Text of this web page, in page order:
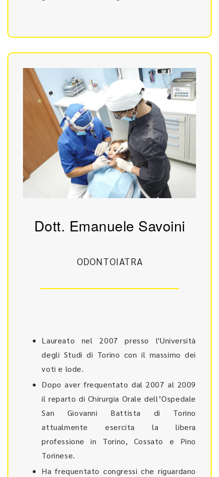
Dott. Emanuele Savoini
ODONTOIATRA
Laureato nel 2007 presso l'Università
degli Studi di Torino con il massimo dei
voti e lode.
Dopo aver frequentato dal 2007 al 2009
il reparto di Chirurgia Orale dell’Ospedale
San Giovanni Battista di Torino
attualmente esercita la libera
professione in Torino, Cossato e Pino
Torinese.
Ha frequentato congressi che riguardano